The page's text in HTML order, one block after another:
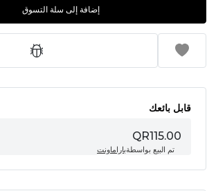
إضافة إلى سلة التسوق
قابل بائعك
QR115.00
تم البيع بواسطةباراماونت